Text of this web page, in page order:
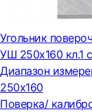
Угольник
УШ 250х160 кл.1
Диапазон
250х160
Поверка/